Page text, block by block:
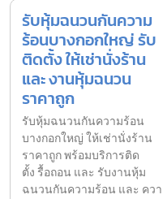
รับหุ้มฉนวนกันความ
ร้อนบางกอกใหญ่ รับ
ติดตั้ง ให้เช่านั่งร้าน
และ งานหุ้มฉนวน
ราคาถูก
รับหุ้มฉนวนกันความร้อน
บางกอกใหญ่ ให้เช่านั่งร้าน
ราคาถูก พร้อมบริการติด
ตั้ง รื้อถอน และ รับงานหุ้ม
ฉนวนกันความร้อน และ ควา